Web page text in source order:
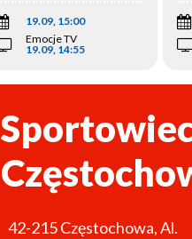
19.09, 15:00
Emocje TV
19.09, 14:55
42-215Częstochowa,Al.